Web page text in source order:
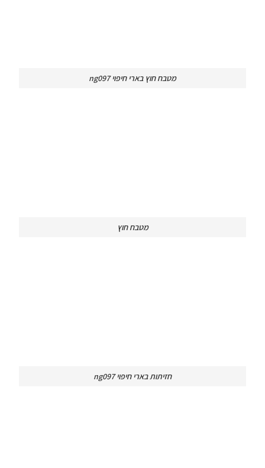
מטבח חוץ בארי חיפוי ng097
מטבח חוץ
חזיתות בארי חיפוי ng097